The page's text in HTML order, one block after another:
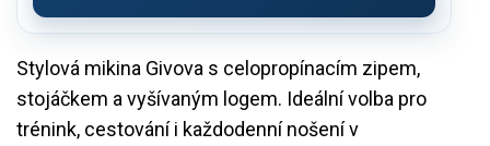
Stylová mikina Givova s celopropínacím zipem,
stojáčkem a vyšívaným logem. Ideální volba pro
trénink, cestování i každodenní nošení v